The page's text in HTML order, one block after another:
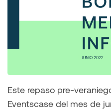
Este repaso pre-
Eventscase del mes de